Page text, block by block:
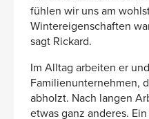
fühlen wir uns am
Wintereigenschaften
sagt Rickard.
Im Alltag arbeiten er
Familienunternehmen,
abholzt. Nach langen
etwas ganz anderes.